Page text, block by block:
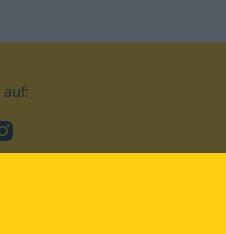
auf:
Instagram